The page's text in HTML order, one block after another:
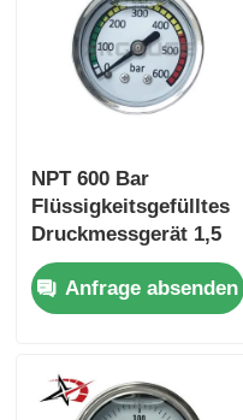
NPT 600 Bar
Flüssigkeitsgefülltes
Druckmessgerät 1,5
Zoll Achsmontage
aus Edelstahl für
kompakte
Überwachung
Anfrage absenden